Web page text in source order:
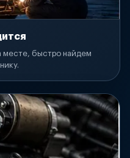
месте, быстро найдем